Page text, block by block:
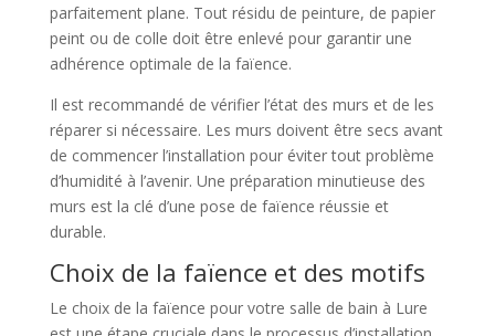
parfaitement plane. Tout résidu de peinture, de papier
peint ou de colle doit être enlevé pour garantir une
adhérence optimale de la faïence.
Il est recommandé de vérifier l’état des murs et de les
réparer si nécessaire. Les murs doivent être secs avant
de commencer l’installation pour éviter tout problème
d’humidité à l’avenir. Une préparation minutieuse des
murs est la clé d’une pose de faïence réussie et
durable.
Choix de la faïence et des motifs
Le choix de la faïence pour votre salle de bain à Lure